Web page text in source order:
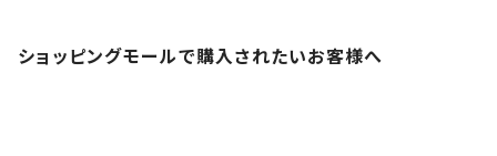
ショッピングモールで購入されたいお客様へ